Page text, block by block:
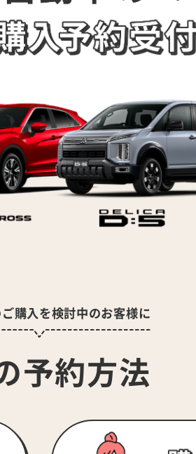
購入を検討中のお客様に
予約方法